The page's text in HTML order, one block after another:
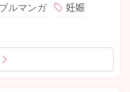
ルマンガ
妊娠